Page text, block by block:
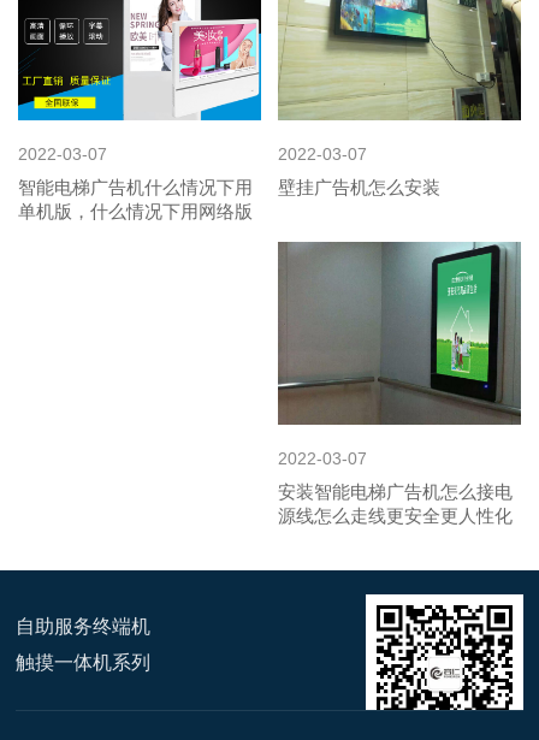
2022-03-07
智能电梯广告机什么情况下用
单机版，什么情况下用网络版
2022-03-07
壁挂广告机怎么安装
2022-03-07
安装智能电梯广告机怎么接电
源线怎么走线更安全更人性化
自助服务终端机
触摸一体机系列